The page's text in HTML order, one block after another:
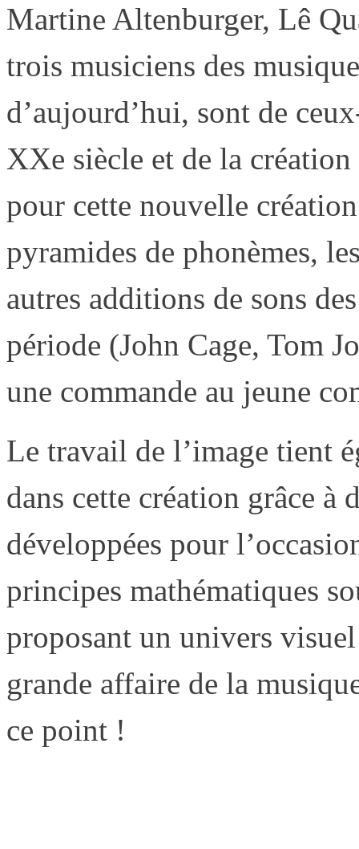
Martine Altenburger, Lê
trois musiciens des
d’aujourd’hui, sont de
XXe siècle et de la
pour cette nouvelle
pyramides de phonèmes,
autres additions de sons
période (John Cage, Tom
une commande au jeune
Le travail de l’image tient
dans cette création grâce à
développées pour
principes mathématiques
proposant un univers
grande affaire de la
ce point !